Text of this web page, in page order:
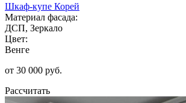
Шкаф-купе Корей
Материал фасада:
ДСП, Зеркало
Цвет:
Венге
от 30 000 руб.
Рассчитать